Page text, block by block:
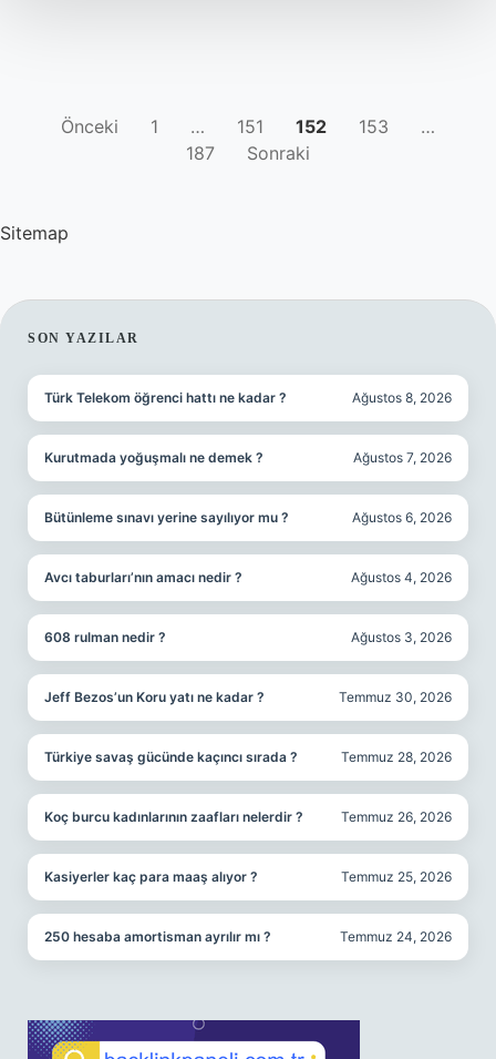
YAZI
SAYFALAMASI
Önceki 1 … 151 152 153
…
187
Sonraki
Sitemap
SIDEBAR
SON YAZILAR
Türk Telekom öğrenci hattı ne kadar ? Ağustos 8, 2026
Kurutmada yoğuşmalı ne demek ? Ağustos 7, 2026
Bütünleme sınavı yerine sayılıyor mu ? Ağustos 6, 2026
Avcı taburları’nın amacı nedir ? Ağustos 4, 2026
608 rulman nedir ? Ağustos 3, 2026
Jeff Bezos’un Koru yatı ne kadar ? Temmuz 30, 2026
Türkiye savaş gücünde kaçıncı sırada ? Temmuz 28, 2026
Koç burcu kadınlarının zaafları nelerdir ? Temmuz 26, 2026
Kasiyerler kaç para maaş alıyor ? Temmuz 25, 2026
250 hesaba amortisman ayrılır mı ? Temmuz 24, 2026